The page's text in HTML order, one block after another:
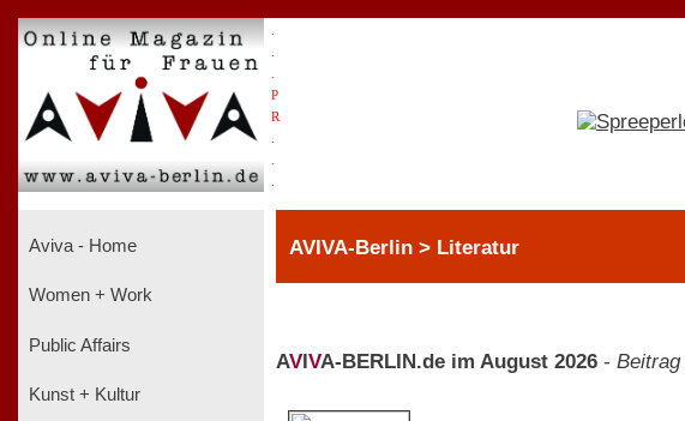
P
R
Aviva - Home
Women + Work
Public Affairs
Kunst + Kultur
AVIVA-Berlin > Literatur
AV VA-BERLIN.de im August 2026 - Beitrag